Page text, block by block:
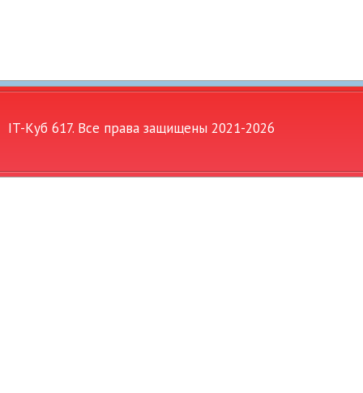
IT-Куб 617. Все права защищены 2021-2026